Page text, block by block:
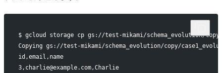
$ gcloud storage cp gs://test-mikami/schema_evolution/
Copying gs://test-mikami/schema_evolution/copy/
id,email,name
3,charlie@example.com,Charlie